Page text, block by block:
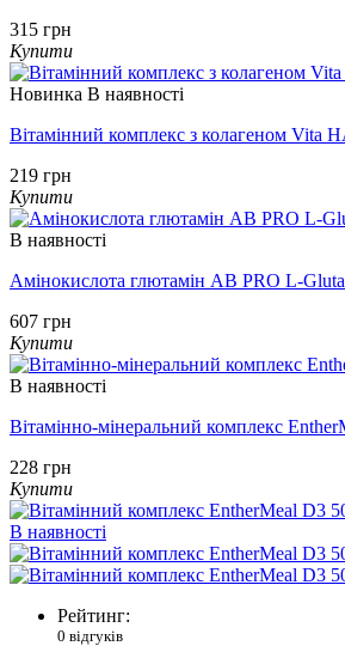
315 грн
Купити
Новинка В наявності
Вітамінний комплекс з колагеном Vita
219 грн
Купити
В наявності
Амінокислота глютамін AB PRO L-
607 грн
Купити
В наявності
Вітамінно-мінеральний комплекс
228 грн
Купити
В наявності
Рейтинг:
0 відгуків